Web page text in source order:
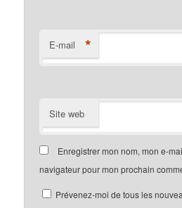
E-mail *
Site web
Enregistrer mon nom, mon e-
navigateur pour mon prochain
Prévenez-moi de tous les